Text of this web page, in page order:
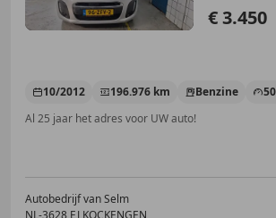
€ 3.450
10/2012 196.976 km Benzine
Al 25 jaar het adres voor UW auto!
Autobedrijf van Selm
NL-3628 EJ KOCKENGEN